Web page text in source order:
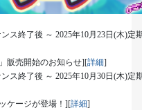
終了後 ～ 2025年10月23日(木)定
販売開始のお知らせ][詳細]
終了後 ～ 2025年10月30日(木)定
ケージが登場！][詳細]